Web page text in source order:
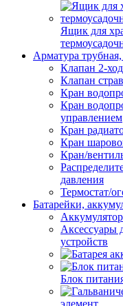
Ящик для
Арматура
Клапан 2-
Клапан
Кран
Кран
управлением
Кран
Кран
Кран/
давления
Термостат/
Батарейки,
Аксессуары
устройств
Блок
элемент